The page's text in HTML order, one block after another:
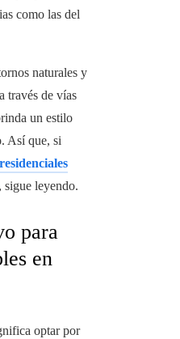
como las del
naturales y
través de vías
un estilo
Así que, si
, sigue leyendo.
para
en
optar por